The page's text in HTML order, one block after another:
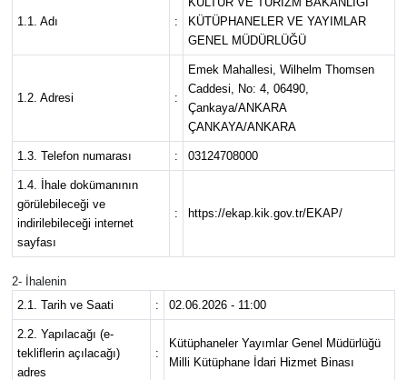
1.1. Adı :
KÜTÜPHANELER VE YAYIMLAR
GENEL MÜDÜRLÜĞÜ
1.2. Adresi :
Emek Mahallesi, Wilhelm Thomsen
Caddesi, No: 4, 06490,
Çankaya/ANKARA
ÇANKAYA/ANKARA
1.3. Telefon numarası : 03124708000
1.4. İhale dokümanının
görülebileceği ve
indirilebileceği internet
sayfası
: https://ekap.kik.gov.tr/EKAP/
2- İhalenin
2.1. Tarih ve Saati
: 02.06.2026 - 11:00
2.2. Yapılacağı (e-
tekliflerin açılacağı)
adres
:
Kütüphaneler Yayımlar Genel Müdürlüğü
Milli Kütüphane İdari Hizmet Binası
Eğitim
Hava Durumu
Kim kimdir?
Kültür Sanat